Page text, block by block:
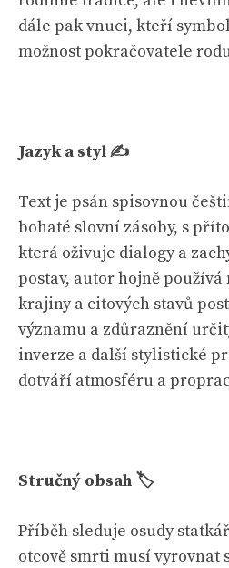
dále pak vnuci, kteří
možnost pokračovatele
Jazyk a styl ✍️
Text je psán spisovnou
bohaté slovní zásoby, s
která oživuje dialogy a
postav, autor hojně
krajiny a citových stavů
významu a zdůraznění
inverze a další stylistické
dotváří atmosféru a
Stručný obsah 🏷
Příběh sleduje osudy
otcově smrti musí vyrovnat